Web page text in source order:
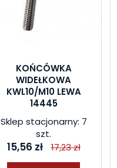
KOŃCÓWKA
WIDEŁKOWA
KWL10/M10 LEWA
14445
Sklep stacjonarny: 7
szt.
15,56 zł 17,23 zł